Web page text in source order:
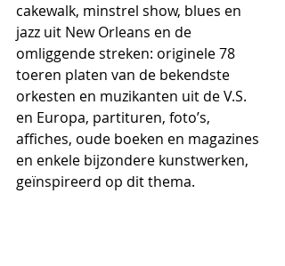
cakewalk, minstrel show, blues en
jazz uit New Orleans en de
omliggende streken: originele 78
toeren platen van de bekendste
orkesten en muzikanten uit de V.S.
en Europa, partituren, foto’s,
affiches, oude boeken en magazines
en enkele bijzondere kunstwerken,
geïnspireerd op dit thema.